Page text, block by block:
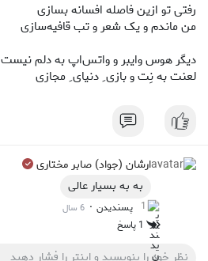
رفتی تو ازین فاصله افسانه بسازی
من ماندم و یک شعر و تب قافیه‌سازی
دیگر هوس وایبر و واتس‌اپ به دلم نیست
لعنت به نِت و بازی ِ دنیای ِ مجازی
ارشان (جواد) صابر مختاری
به به بسیار عالی
1 پسندیدن · 6 سال